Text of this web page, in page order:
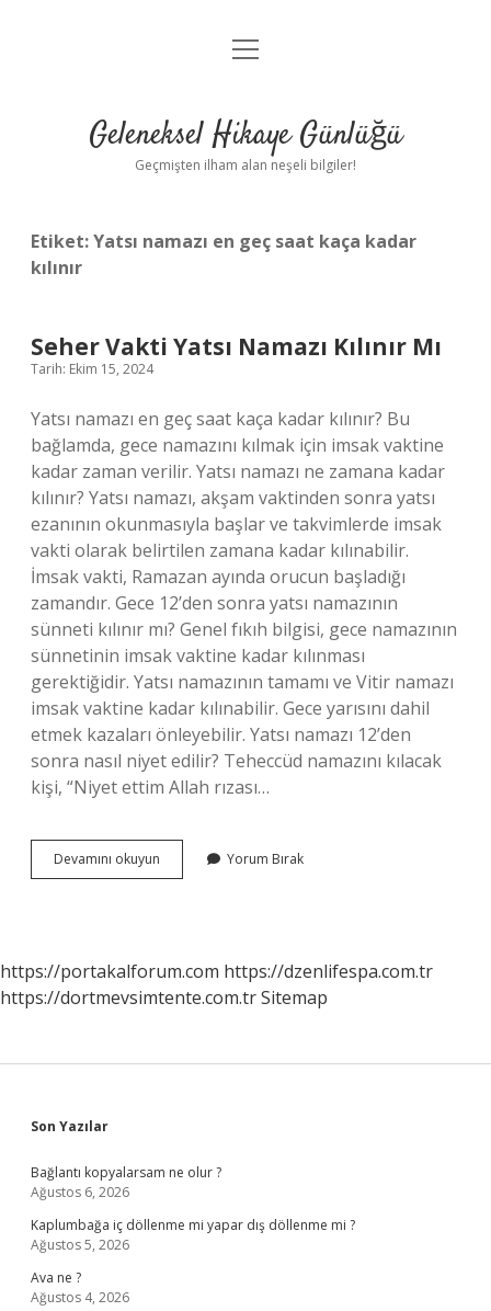
Anasayfa
Yasal Uyarı
menüyü
Geleneksel Hikaye Günlüğü
Geçmişten ilham alan neşeli bilgiler!
Etiket:Yatsı namazı en geç saat kaça kadar
kılınır
Seher Vakti Yatsı Namazı Kılınır Mı
Tarih: Ekim 15, 2024
Yatsı namazı en geç saat kaça kadar kılınır? Bu
bağlamda, gece namazını kılmak için imsak vaktine
kadar zaman verilir. Yatsı namazı ne zamana kadar
kılınır? Yatsı namazı, akşam vaktinden sonra yatsı
ezanının okunmasıyla başlar ve takvimlerde imsak
vakti olarak belirtilen zamana kadar kılınabilir.
İmsak vakti, Ramazan ayında orucun başladığı
zamandır. Gece 12’den sonra yatsı namazının
sünneti kılınır mı? Genel fıkıh bilgisi, gece namazının
sünnetinin imsak vaktine kadar kılınması
gerektiğidir. Yatsı namazının tamamı ve Vitir namazı
imsak vaktine kadar kılınabilir. Gece yarısını dahil
etmek kazaları önleyebilir. Yatsı namazı 12’den
sonra nasıl niyet edilir? Teheccüd namazını kılacak
kişi, “Niyet ettim Allah rızası…
Devamını okuyun
Vakti
Yorum Bırak
https://portakalforum.com https://dzenlifespa.com.tr
https://dortmevsimtente.com.trSitemap
Sidebar
Son Yazılar
Bağlantı kopyalarsam ne olur ?
Ağustos 6, 2026
Kaplumbağa iç döllenme mi yapar dış döllenme mi ?
Ağustos 5, 2026
Ava ne ?
Ağustos 4, 2026